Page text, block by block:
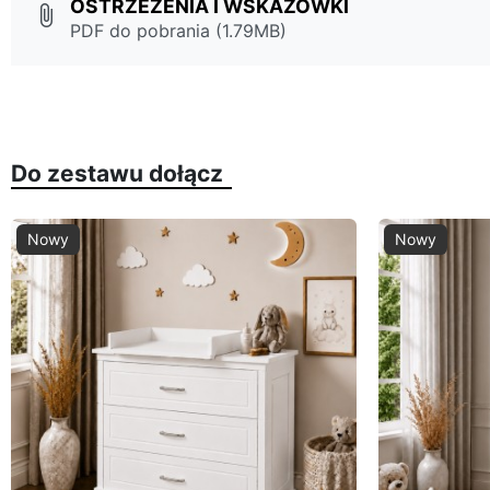
attach_file OSTRZEŻENIA I WSKAZÓWKI
PDF do pobrania (1.79MB)
Do zestawu dołącz
Nowy Nowy